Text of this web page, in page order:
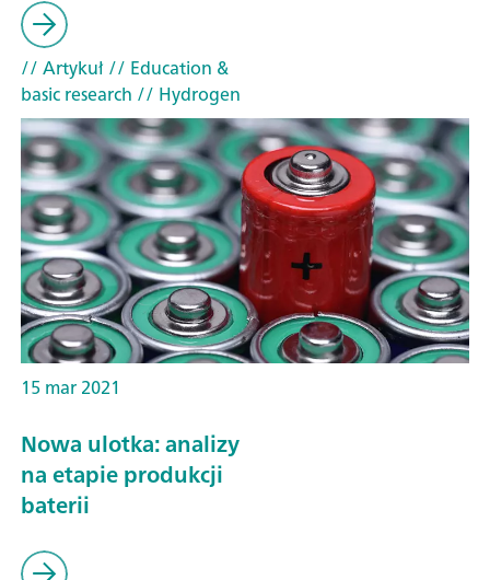
// Artykuł// Education &
basic research // Hydrogen
15 mar 2021
Nowa ulotka: analizy
na etapie produkcji
baterii